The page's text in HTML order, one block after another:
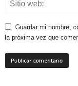
Guardar mi nombre,
la próxima vez que